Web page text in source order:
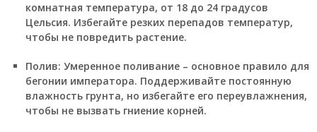
комнатная температура, от 18 до 24 градусов
Цельсия. Избегайте резких перепадов температур,
чтобы не повредить растение.
Полив: Умеренное поливание – основное правило для
бегонии императора. Поддерживайте постоянную
влажность грунта, но избегайте его переувлажнения,
чтобы не вызвать гниение корней.